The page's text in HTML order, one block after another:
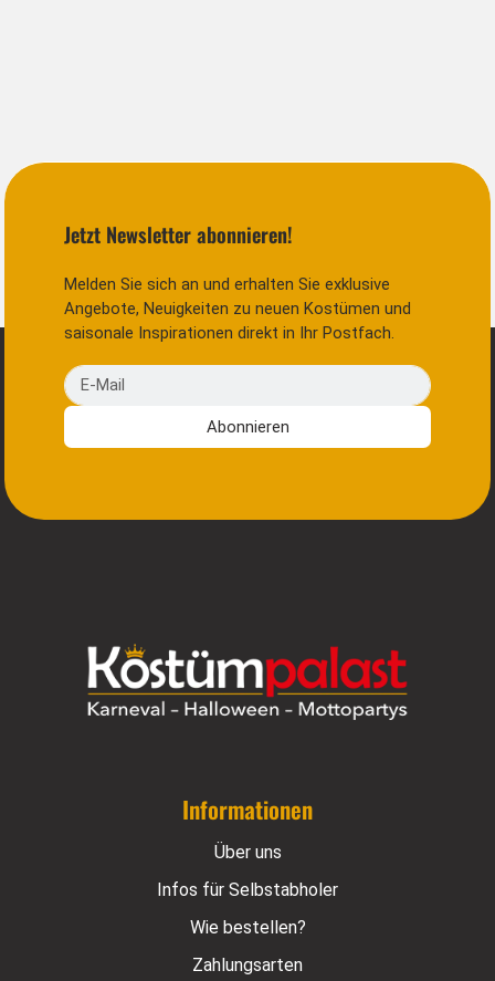
Jetzt Newsletter abonnieren!
Melden Sie sich an und erhalten Sie exklusive
Angebote, Neuigkeiten zu neuen Kostümen und
saisonale Inspirationen direkt in Ihr Postfach.
E-Mail
Abonnieren
Informationen
Über uns
Infos für Selbstabholer
Wie bestellen?
Zahlungsarten